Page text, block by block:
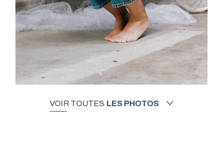
VOIR TOUTES LES PHOTOS